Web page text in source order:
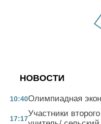
НОВОСТИ
10:40Олимпиадная
17:17
Участники